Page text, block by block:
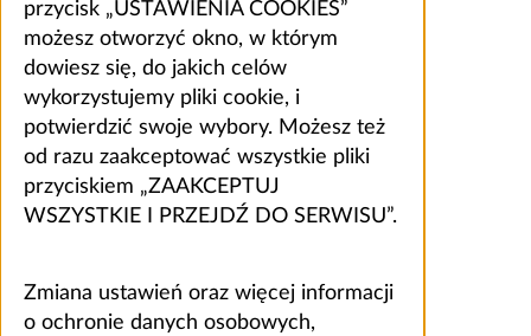
przycisk „USTAWIENIA COOKIES”
możesz otworzyć okno, w którym
dowiesz się, do jakich celów
wykorzystujemy pliki cookie, i
potwierdzić swoje wybory. Możesz też
od razu zaakceptować wszystkie pliki
przyciskiem „ZAAKCEPTUJ
WSZYSTKIE I PRZEJDŹ DO SERWISU”.
Zmiana ustawień oraz więcej informacji
o ochronie danych osobowych,